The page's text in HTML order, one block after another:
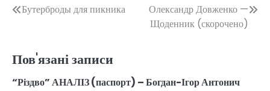
Навігація
Бутерброды для пикника
Олександр Довженко —
Щоденник (скорочено)
Пов'язані записи
“Різдво” АНАЛІЗ (паспорт) – Богдан-Ігор Антонич